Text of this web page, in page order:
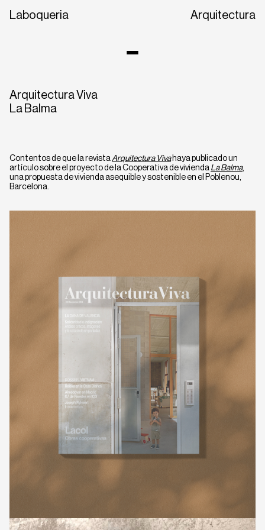
Laboqueria Arquitectura
CAEN ES
Arquitectura Viva
La Balma
Contentos de que la revistaArquitectura Vivahaya publicado un
artículo sobre el proyecto de la Cooperativa de vivienda La Balma,
una propuesta de vivienda asequible y sostenible en el Poblenou,
Barcelona.